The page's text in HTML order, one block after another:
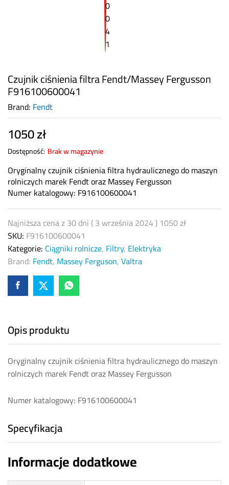
Czujnik ciśnienia filtra Fendt/Massey Fergusson
F916100600041
Brand: Fendt
1050zł
Dostępność: Brak w magazynie
Oryginalny czujnik ciśnienia filtra hydraulicznego do maszyn
rolniczych marek Fendt oraz Massey Fergusson
Numer katalogowy: F916100600041
Najniższa cena z 30 dni (3 września 2024) 1050zł
SKU: F916100600041
Kategorie: Ciągniki rolnicze, Filtry, Elektryka
Brand: Fendt, Massey Ferguson,Valtra
Opis produktu
Oryginalny czujnik ciśnienia filtra hydraulicznego do maszyn
rolniczych marek Fendt oraz Massey Fergusson
Numer katalogowy: F916100600041
Specyfikacja
Informacje dodatkowe